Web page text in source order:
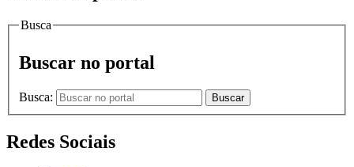
Busca
Buscar no portal
Busca: Buscar
Redes Sociais